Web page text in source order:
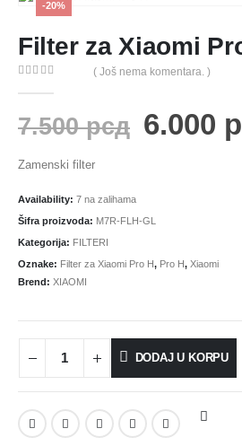
-20%
Filter za Xiaomi
( Još nema komentara. )
7.500рсд 6.000
Zamenski filter
Availability: 7 na zalihama
Šifra proizvoda: M7R-FLH-GL
Kategorija: FILTERI
Oznake: Filter za Xiaomi Pro H, Pro H, Xiaomi
Brend: XIAOMI
DODAJ U KORPU